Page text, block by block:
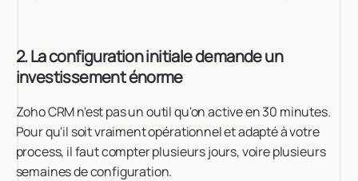
2. La configuration initiale demande un
investissement énorme
Zoho CRM n'est pas un outil qu'on active en 30 minutes.
Pour qu'il soit vraiment opérationnel et adapté à votre
process, il faut compter plusieurs jours, voire plusieurs
semaines de configuration.